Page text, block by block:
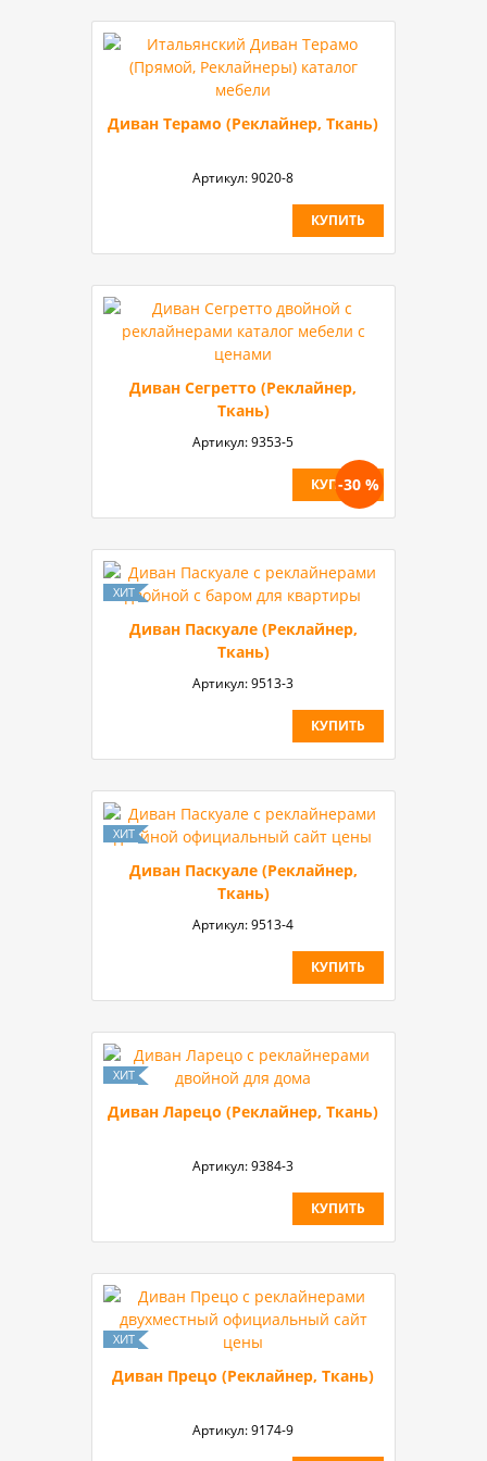
Диван Терамо (Реклайнер, Ткань)
Артикул:9020-8
КУПИТЬ
Диван Сегретто (Реклайнер,
Ткань)
Артикул:9353-5
-30 %
КУПИТЬ
Диван Паскуале (Реклайнер,
Ткань)
Артикул:9513-3
КУПИТЬ
Диван Паскуале (Реклайнер,
Ткань)
Артикул:9513-4
КУПИТЬ
Диван Ларецо (Реклайнер, Ткань)
Артикул:9384-3
КУПИТЬ
Диван Прецо (Реклайнер, Ткань)
Артикул:9174-9